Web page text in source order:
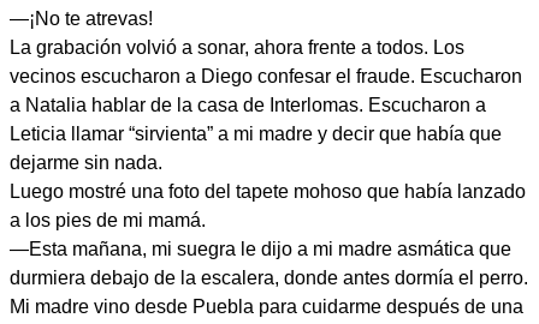
—¡No te atrevas!
La grabación volvió a sonar, ahora frente a todos. Los
vecinos escucharon a Diego confesar el fraude. Escucharon
a Natalia hablar de la casa de Interlomas. Escucharon a
Leticia llamar “sirvienta” a mi madre y decir que había que
dejarme sin nada.
Luego mostré una foto del tapete mohoso que había lanzado
a los pies de mi mamá.
—Esta mañana, mi suegra le dijo a mi madre asmática que
durmiera debajo de la escalera, donde antes dormía el perro.
Mi madre vino desde Puebla para cuidarme después de una